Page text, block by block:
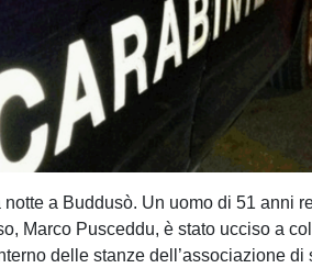
notte a Buddusò. Un uomo di 51 anni
Marco Pusceddu, è stato ucciso a
delle stanze dell’associazione